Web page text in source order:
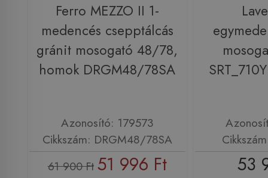
Ferro MEZZO II 1-
medencés csepptálcás
gránit mosogató 48/78,
homok DRGM48/78SA
Azonosító: 179573
Cikkszám: DRGM48/78SA
61 900 Ft 51 996 Ft 53